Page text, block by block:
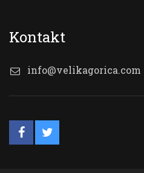
Kontakt
info@velikagorica.com